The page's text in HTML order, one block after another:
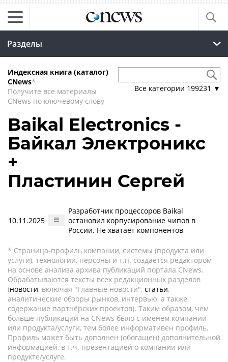
Разделы
Индексная книга (каталог)
CNews*
Получите все материалы
CNews по ключевому слову
Все категории 199231 ▼
Baikal Electronics -
Байкал Электроникс
+
Пластинин Сергей
10.11.2025
Разработчик процессоров Baikal
остановил корпусирование чипов в
России. Не хватает компонентов
* Страница-профиль компании, системы (продукта или
услуги), технологии, персоны и т.п. создается редактором
на основе анализа архива публикаций портала CNews.
Обрабатываются тексты всех редакционных разделов
(новости, включая "Главные новости", статьи,
аналитические обзоры рынков, интервью, а также
содержание партнёрских проектов). Таким образом, чем
больше публикаций на CNews было с именем компании
или продукта/услуги, тем более информативен профиль.
Профиль может быть дополнен (обогащен) дополнительной
информацией, в т.ч. презентацией о компании или
продукте/услуге.